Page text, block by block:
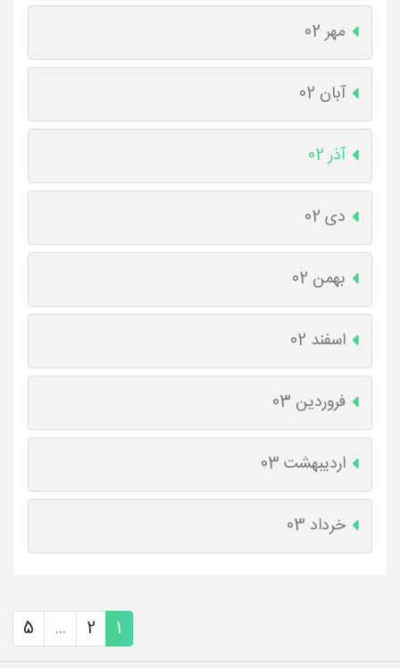
مهر 02
آبان 02
آذر 02
دی 02
بهمن 02
اسفند 02
فروردین 03
اردیبهشت 03
خرداد 03
1
2
...
5